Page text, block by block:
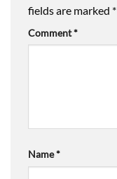
fields are marked *
Comment*
Name*